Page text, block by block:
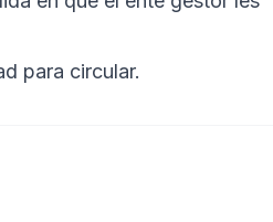
para circular.